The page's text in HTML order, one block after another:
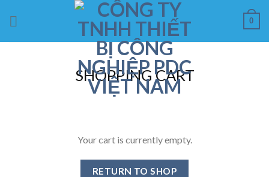
0
SHOPPING CART
Your cart is currently empty.
RETURN TO SHOP